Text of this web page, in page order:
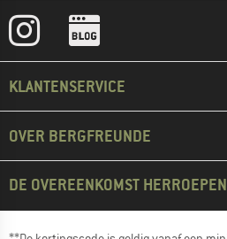
KLANTENSERVICE
OVER BERGFREUNDE
DE OVEREENKOMST HERROEPEN